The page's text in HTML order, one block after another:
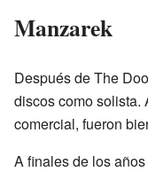
Manzarek
Después de The
discos como solista.
comercial, fueron
A finales de los